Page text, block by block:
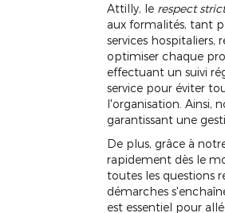
Attilly, le respect
aux formalités, tant
services hospitaliers,
optimiser chaque
effectuant un suivi
service pour éviter
l'organisation. Ainsi,
garantissant une
De plus, grâce à
rapidement dès le
toutes les questions
démarches
est essentiel pour